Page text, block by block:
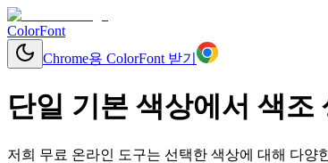
ColorFont
Chrome용 ColorFont 받기
단일 기본 색상에서 색조
저희 무료 온라인 도구는 선택한 색상에 대해 다양